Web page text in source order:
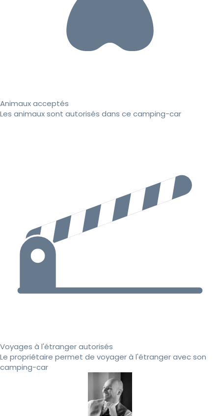
Animaux acceptés
Les animaux sont autorisés dans ce camping-car
Voyages à l'étranger autorisés
Le propriétaire permet de voyager à l'étranger avec son
camping-car